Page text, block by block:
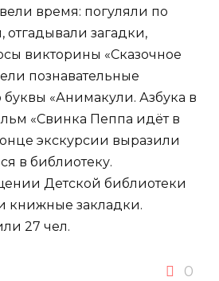
время: погуляли по
отгадывали загадки,
викторины «Сказочное
познавательные
«Анимакули. Азбука в
«Свинка Пеппа идёт в
экскурсии выразили
в библиотеку.
Детской библиотеки
книжные закладки.
27 чел.
0